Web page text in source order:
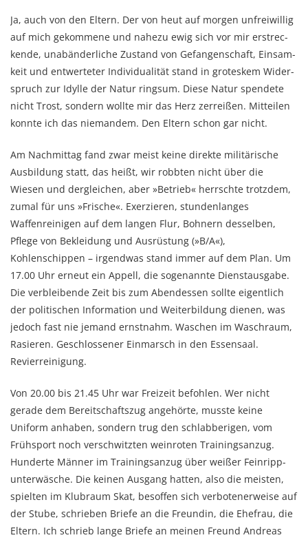
Ja, auch von den Eltern. Der von heut auf morgen unfrei­willig
auf mich gekommene und nahe­zu ewig sich vor mir er­strec­
kende, unab­änderliche Zustand von Gefan­genschaft, Ein­sam­
keit und entwerteter Indi­vi­dua­­lität stand in groteskem Wider­
spruch zur Idylle der Natur rings­um. Diese Natur spen­dete
nicht Trost, sondern wollte mir das Herz zer­­reißen. Mit­tei­len
konnte ich das nie­mandem. Den Eltern schon gar nicht.
Am Nachmittag fand zwar meist keine direkte militärische
Ausbildung statt, das heißt, wir robb­ten nicht über die
Wiesen und dergleichen, aber »Betrieb« herrschte trotzdem,
zumal für uns »Frische«. Exerzieren, stundenlanges
Waffenreinigen auf dem langen Flur, Bohnern des­sel­ben,
Pflege von Bekleidung und Ausrüstung (»B/A«),
Kohlenschippen – irgendwas stand immer auf dem Plan. Um
17.00 Uhr erneut ein Appell, die sogenannte Dienstausgabe.
Die verbleibende Zeit bis zum Abendessen sollte eigentlich
der politischen Information und Weiterbildung dienen, was
jedoch fast nie jemand ernstnahm. Waschen im Waschraum,
Rasieren. Geschlossener Ein­marsch in den Essensaal.
Revierrei­ni­gung.
Von 20.00 bis 21.45 Uhr war Freizeit befohlen. Wer nicht
gerade dem Bereitschaftszug angehörte, musste keine
Uniform anhaben, sondern trug den schlabberigen, vom
Frühsport noch verschwitzten weinroten Trainingsanzug.
Hunderte Männer im Trainingsanzug über weißer Feinripp­
unter­wäsche. Die keinen Aus­gang hatten, also die mei­sten,
spielten im Klubraum Skat, besoffen sich verbote­ner­weise auf
der Stube, schrieben Briefe an die Freundin, die Ehefrau, die
Eltern. Ich schrieb lange Briefe an mei­nen Freund Andreas